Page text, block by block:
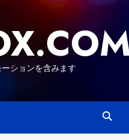
ションを含みます